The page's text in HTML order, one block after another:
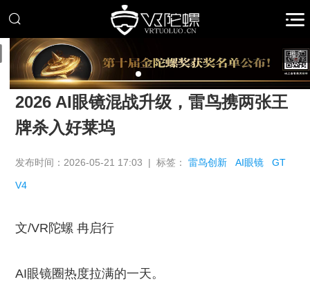
推广
2026 AI眼镜混战升级，雷鸟携两张王
牌杀入好莱坞
发布时间：2026-05-21 17:03 | 标签：雷鸟创新 AI眼镜 GT
V4
文/VR陀螺 冉启行
AI眼镜圈热度拉满的一天。